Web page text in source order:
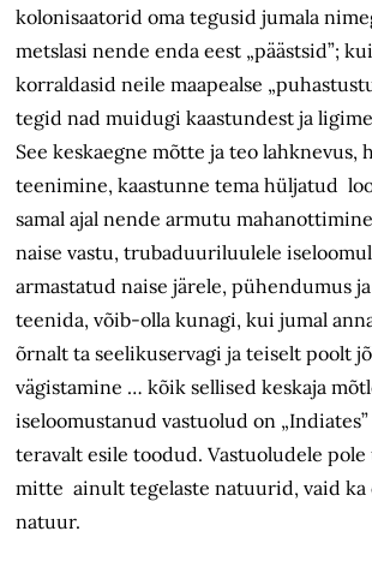
kolonisaatorid oma tegusid jumala
metslasi nende enda eest „päästsid”;
korraldasid neile maapealse
tegid nad muidugi kaastundest ja
See keskaegne mõtte ja teo lahknevus,
teenimine, kaastunne tema hüljatud
samal ajal nende armutu
naise vastu, trubaduuriluulele
armastatud naise järele, pühendumus
teenida, võib-olla kunagi, kui jumal
õrnalt ta seelikuservagi ja teiselt poolt
vägistamine … kõik sellised keskaja
iseloomustanud vastuolud on „Indiates”
teravalt esile toodud. Vastuoludele
mitte ainult tegelaste natuurid, vaid ka
natuur.